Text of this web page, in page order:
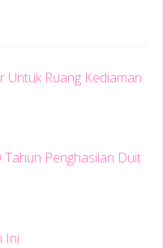
Untuk Ruang Kediaman
Tahun Penghasilan Duit
Ini